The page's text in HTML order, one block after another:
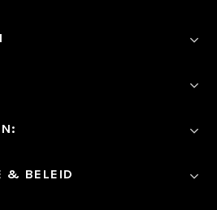
& BELEID